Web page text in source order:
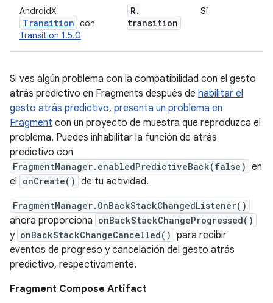
AndroidX
Transition con
Transition 1.5.0
R.
transition
Sí
Si ves algún problema con la compatibilidad con el gesto
atrás predictivo en Fragments después de habilitar el
gesto atrás predictivo, presenta un problema en
Fragment con un proyecto de muestra que reproduzca el
problema. Puedes inhabilitar la función de atrás
predictivo con
FragmentManager.enabledPredictiveBack(false) en
el onCreate() de tu actividad.
FragmentManager.OnBackStackChangedListener()
ahora proporciona onBackStackChangeProgressed()
y onBackStackChangeCancelled() para recibir
eventos de progreso y cancelación del gesto atrás
predictivo, respectivamente.
Fragment Compose Artifact